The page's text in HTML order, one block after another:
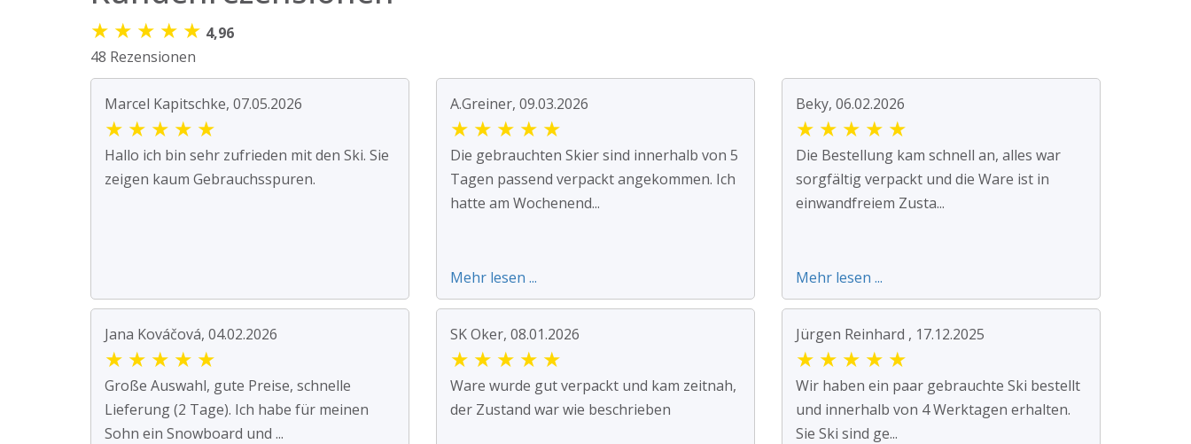
★ ★ ★ ★ ★ 4,96
48 Rezensionen
Marcel Kapitschke, 07.05.2026
★ ★ ★ ★ ★
Hallo ich bin sehr zufrieden mit den Ski. Sie
zeigen kaum Gebrauchsspuren.
A.Greiner, 09.03.2026
★ ★ ★ ★ ★
Die gebrauchten Skier sind innerhalb von 5
Tagen passend verpackt angekommen. Ich
hatte am Wochenend...
Mehr lesen ...
Beky, 06.02.2026
★ ★ ★ ★ ★
Die Bestellung kam schnell an, alles war
sorgfältig verpackt und die Ware ist in
einwandfreiem Zusta...
Mehr lesen ...
Jana Kováčová, 04.02.2026
★ ★ ★ ★ ★
Große Auswahl, gute Preise, schnelle
Lieferung (2 Tage). Ich habe für meinen
Sohn ein Snowboard und ...
SK Oker, 08.01.2026
★ ★ ★ ★ ★
Ware wurde gut verpackt und kam zeitnah,
der Zustand war wie beschrieben
Jürgen Reinhard , 17.12.2025
★ ★ ★ ★ ★
Wir haben ein paar gebrauchte Ski bestellt
und innerhalb von 4 Werktagen erhalten.
Sie Ski sind ge...